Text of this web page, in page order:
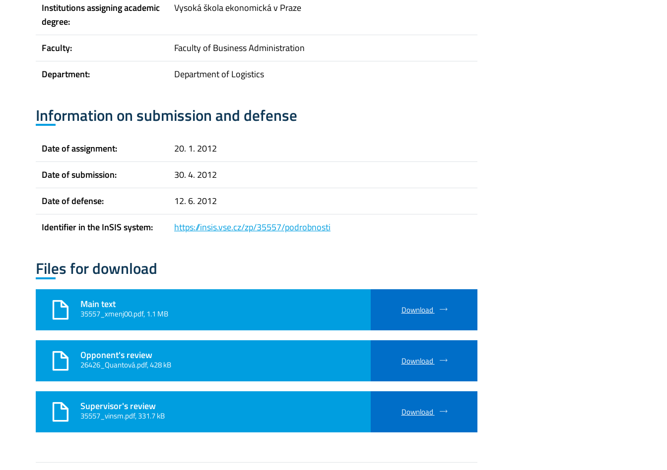
Institutions assigning academic
degree:
Vysoká škola ekonomická v Praze
Faculty:
Faculty of Business Administration
Department:
Department of Logistics
Information on submission and defense
Date of assignment:
20. 1. 2012
Date of submission:
30. 4. 2012
Date of defense:
12. 6. 2012
Identifier in the InSIS system:
https://insis.vse.cz/zp/35557/podrobnosti
Files for download
Main text
35557_xmenj00.pdf, 1.1 MB Download
Opponent's review
26426_Quantová.pdf, 428 kB Download
Supervisor's review
35557_vinsm.pdf, 331.7 kB Download